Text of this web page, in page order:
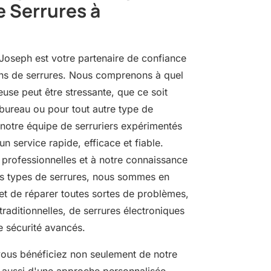
Serrures à
est votre partenaire de confiance
de serrures. Nous comprenons à quel
peut être stressante, que ce soit
ou pour tout autre type de
équipe de serruriers expérimentés
service rapide, efficace et fiable.
et à notre connaissance
de serrures, nous sommes en
de réparer toutes sortes de problèmes,
de serrures électroniques
sécurité avancés.
bénéficiez non seulement de notre